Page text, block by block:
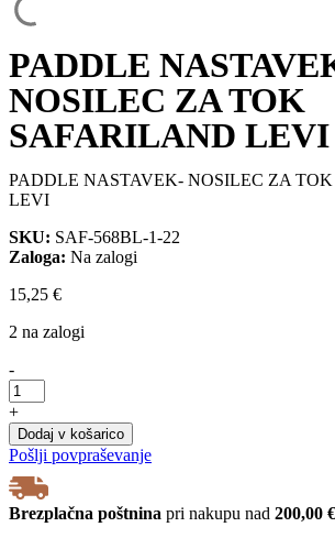
PADDLE
NOSILEC ZA TOK
SAFARILAND LEVI
PADDLE NASTAVEK- NOSILEC ZA
LEVI
SKU: SAF-568BL-1-22
Zaloga: Na zalogi
15,25 €
2 na zalogi
-
PADDLE
NASTAVEK-
NOSILEC
ZA
TOK
SAFARILAND
LEVI
količina
+
Dodaj v košarico
Pošlji povpraševanje
Brezplačna poštnina pri nakupu nad 200,00 €